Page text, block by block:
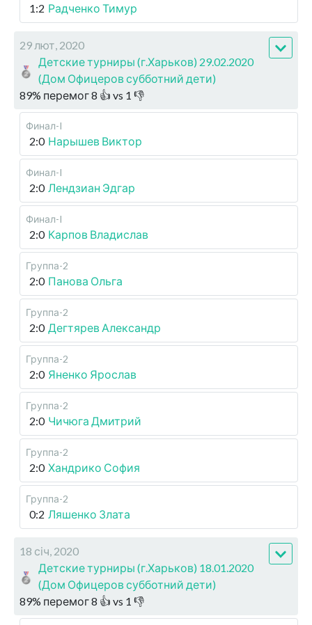
1:2 Радченко Тимур
29 лют, 2020
Детские турниры (г.Харьков) 29.02.2020
(Дом Офицеров субботний дети)
89% перемог8 👍 vs 1 👎
Финал-I
2:0 Нарышев Виктор
Финал-I
2:0 Лендзиан Эдгар
Финал-I
2:0 Карпов Владислав
Группа-2
2:0 Панова Ольга
Группа-2
2:0 Дегтярев Александр
Группа-2
2:0 Яненко Ярослав
Группа-2
2:0 Чичюга Дмитрий
Группа-2
2:0 Хандрико София
Группа-2
0:2 Ляшенко Злата
18 січ, 2020
Детские турниры (г.Харьков) 18.01.2020
(Дом Офицеров субботний дети)
89% перемог8 👍 vs 1 👎